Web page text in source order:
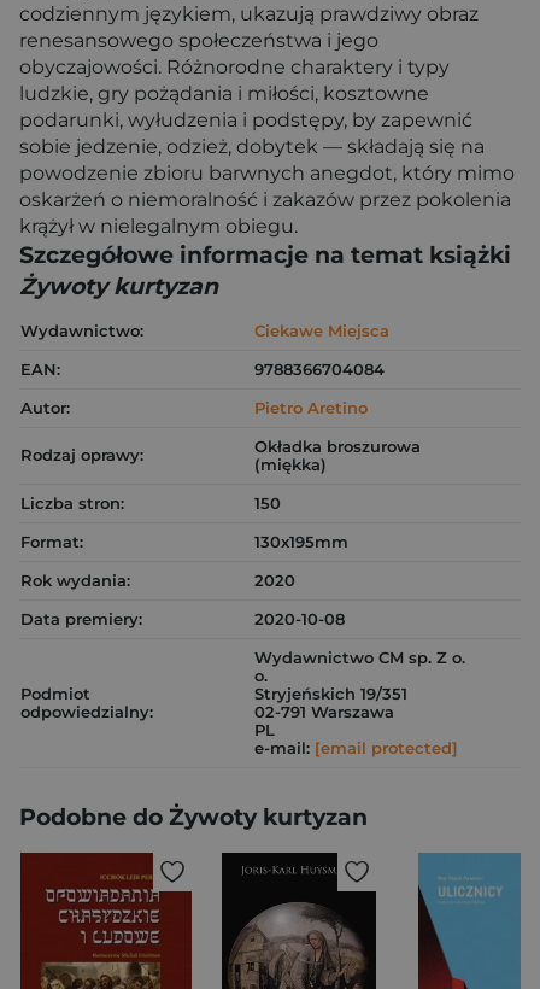
codziennym językiem, ukazują prawdziwy obraz
renesansowego społeczeństwa i jego
obyczajowości. Różnorodne charaktery i typy
ludzkie, gry pożądania i miłości, kosztowne
podarunki, wyłudzenia i podstępy, by zapewnić
sobie jedzenie, odzież, dobytek — składają się na
powodzenie zbioru barwnych anegdot, który mimo
oskarżeń o niemoralność i zakazów przez pokolenia
krążył w nielegalnym obiegu.
Szczegółowe informacje na temat książki
Żywoty kurtyzan
Wydawnictwo:
Ciekawe Miejsca
EAN:
9788366704084
Autor:
Pietro Aretino
Rodzaj oprawy:
Okładka broszurowa
(miękka)
Liczba stron:
150
Format:
130x195mm
Rok wydania:
2020
Data premiery:
2020-10-08
Podmiot
odpowiedzialny:
Wydawnictwo CM sp. Z o.
o.
Stryjeńskich 19/351
02-791 Warszawa
PL
e-mail: [email protected]
Podobne do Żywoty kurtyzan